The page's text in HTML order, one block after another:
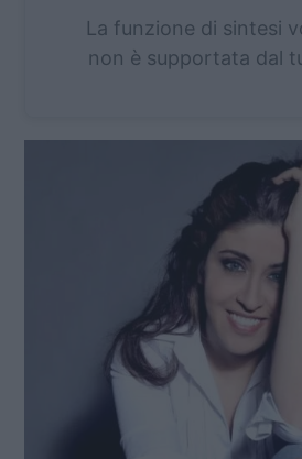
La funzione di sintesi
non è supportata dal